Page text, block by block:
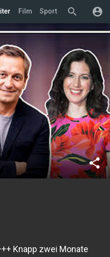
search account_circle
Film Sport
share
Knapp zwei Monate